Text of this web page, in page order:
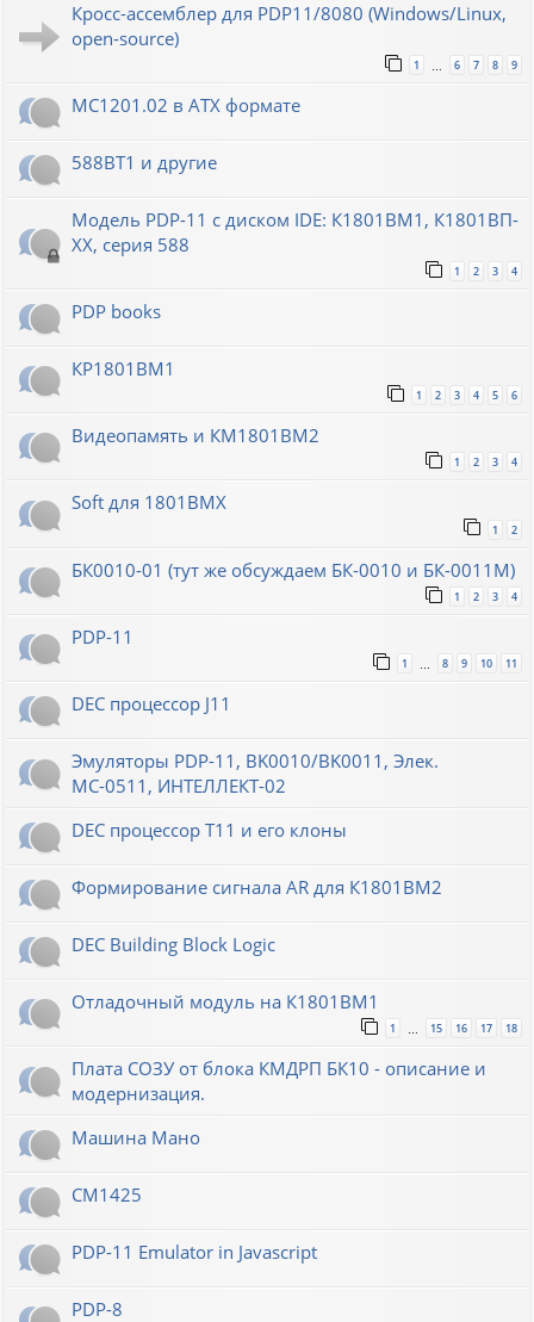
Кросс-ассемблер для PDP11/8080 (Windows/Linux,
open-source)
1 … 6 7 8 9
МС1201.02 в ATX формате
588ВТ1 и другие
Модель PDP-11 с диском IDE: К1801ВМ1, К1801ВП-
XX, серия 588
1 2 3 4
PDP books
КР1801ВМ1
1 2 3 4 5 6
Видеопамять и КМ1801ВМ2
1 2 3 4
Soft для 1801ВМХ
1 2
БК0010-01 (тут же обсуждаем БК-0010 и БК-0011М)
1 2 3 4
PDP-11
1 8 9 10 11
DEC процессор J11
Эмуляторы PDP-11, BK0010/BK0011, Элек.
МС-0511, ИНТЕЛЛЕКТ-02
DEC процессор T11 и его клоны
Формирование сигнала AR для К1801ВМ2
DEC Building Block Logic
Отладочный модуль на К1801ВМ1
1 15 16 17 18
Плата СОЗУ от блока КМДРП БК10 - описание и
модернизация.
Машина Мано
СМ1425
PDP-11 Emulator in Javascript
PDP-8